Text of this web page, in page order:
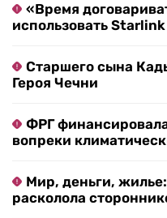
«Время
использовать
Старшего сына
Героя Чечни
ФРГ
вопреки
Мир, деньги,
расколола